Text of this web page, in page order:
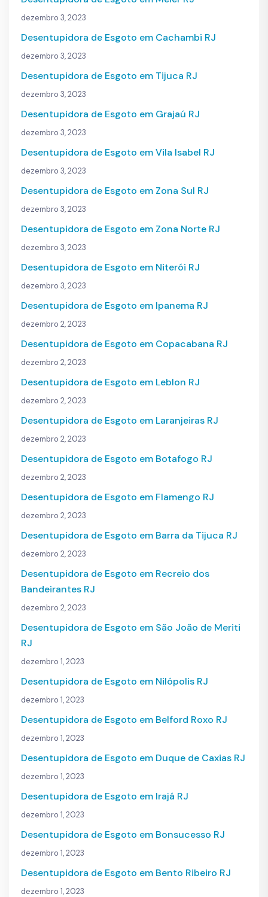
dezembro 3, 2023
Desentupidora de Esgoto em Cachambi RJ
dezembro 3, 2023
Desentupidora de Esgoto em Tijuca RJ
dezembro 3, 2023
Desentupidora de Esgoto em Grajaú RJ
dezembro 3, 2023
Desentupidora de Esgoto em Vila Isabel RJ
dezembro 3, 2023
Desentupidora de Esgoto em Zona Sul RJ
dezembro 3, 2023
Desentupidora de Esgoto em Zona Norte RJ
dezembro 3, 2023
Desentupidora de Esgoto em Niterói RJ
dezembro 3, 2023
Desentupidora de Esgoto em Ipanema RJ
dezembro 2, 2023
Desentupidora de Esgoto em Copacabana RJ
dezembro 2, 2023
Desentupidora de Esgoto em Leblon RJ
dezembro 2, 2023
Desentupidora de Esgoto em Laranjeiras RJ
dezembro 2, 2023
Desentupidora de Esgoto em Botafogo RJ
dezembro 2, 2023
Desentupidora de Esgoto em Flamengo RJ
dezembro 2, 2023
Desentupidora de Esgoto em Barra da Tijuca RJ
dezembro 2, 2023
Desentupidora de Esgoto em Recreio dos
Bandeirantes RJ
dezembro 2, 2023
Desentupidora de Esgoto em São João de Meriti
RJ
dezembro 1, 2023
Desentupidora de Esgoto em Nilópolis RJ
dezembro 1, 2023
Desentupidora de Esgoto em Belford Roxo RJ
dezembro 1, 2023
Desentupidora de Esgoto em Duque de Caxias RJ
dezembro 1, 2023
Desentupidora de Esgoto em Irajá RJ
dezembro 1, 2023
Desentupidora de Esgoto em Bonsucesso RJ
dezembro 1, 2023
Desentupidora de Esgoto em Bento Ribeiro RJ
dezembro 1, 2023